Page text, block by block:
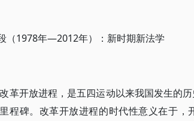
（1978年—2012年）：新时期新法学
革开放进程，是五四运动以来我国发生的
程碑。改革开放进程的时代性意义在于，